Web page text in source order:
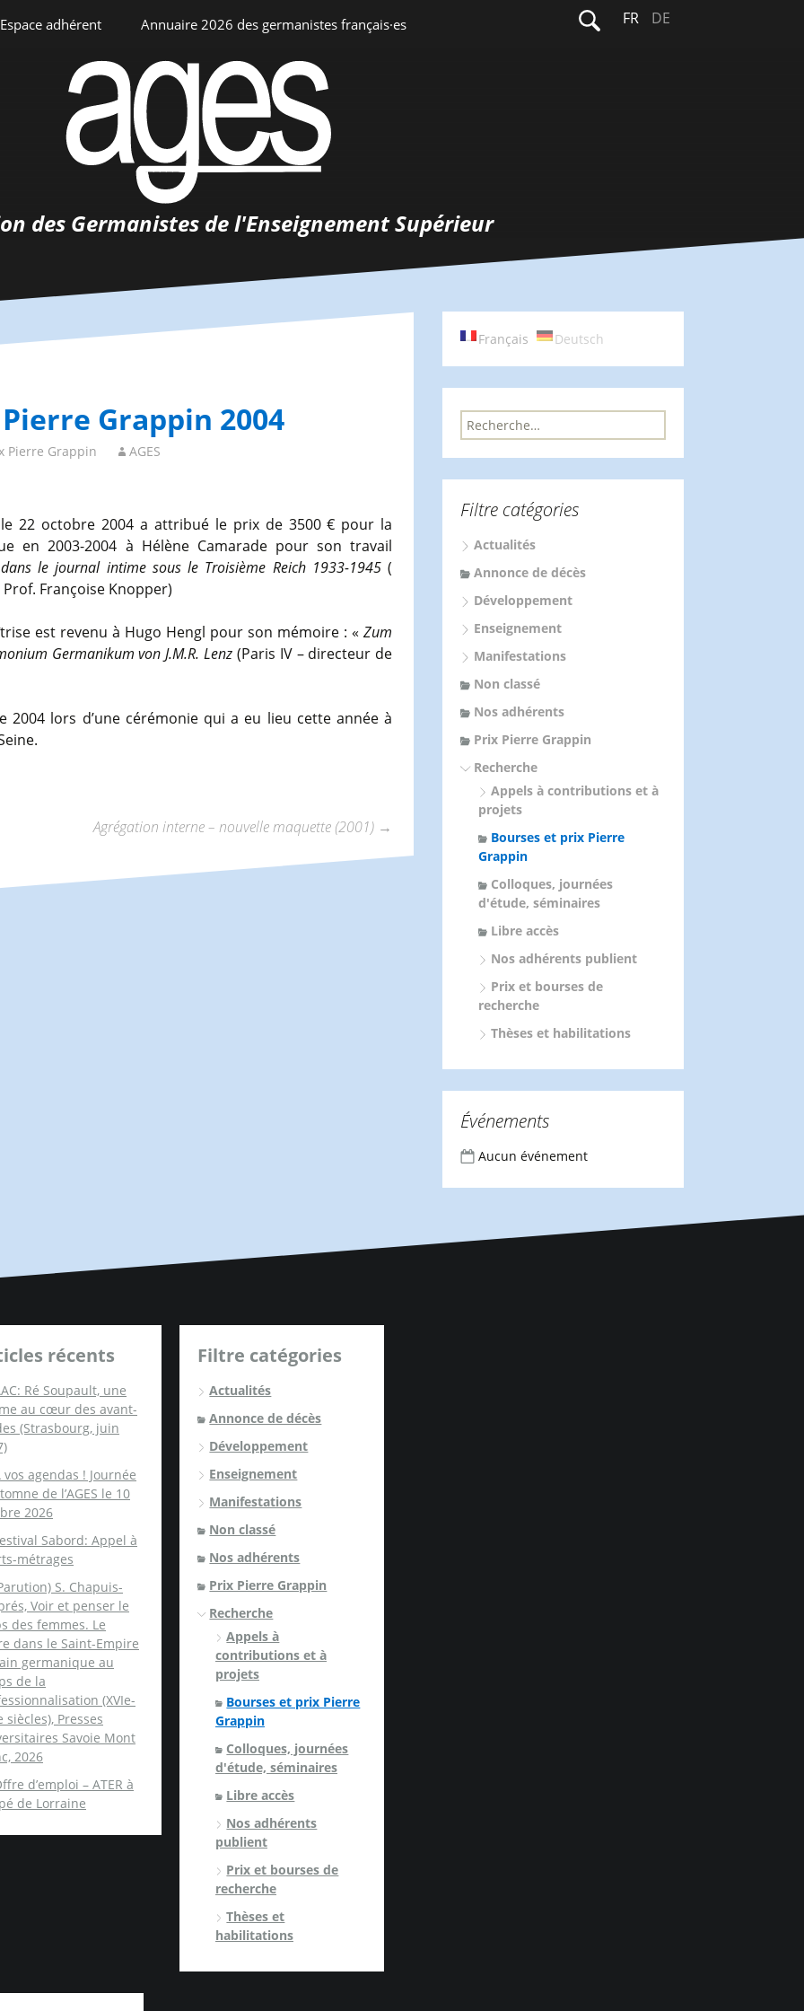
Espace adhérent
Espace personnel
Annuaire 2026 des germanistes français·es
Annuaire interne
Rechercher :
FR DE
des Germanistes de l'Enseignement Supérieur
Grappin 2004
Pierre Grappin AGES
22 octobre 2004 a attribué le prix de 3500 € pour la
en 2003-2004 à Hélène Camarade pour son travail
le journal intime sous le Troisième Reich 1933-1945 (
Françoise Knopper)
est revenu à Hugo Hengl pour son mémoire : «Zum
Germanikum von J.M.R. Lenz (Paris IV – directeur de
lors d’une cérémonie qui a eu lieu cette année à
Agrégation interne – nouvelle maquette (2001) →
Français Deutsch
R
e
r
h
e
:
Filtre catégories
Actualités
Annonce de décès
Développement
Enseignement
Manifestations
Non classé
Nos adhérents
Prix Pierre Grappin
Recherche
Appels à contributions et à
projets
Bourses et prix Pierre
Grappin
Colloques, journées
d'étude, séminaires
Libre accès
Nos adhérents publient
Prix et bourses de
recherche
Thèses et habilitations
Événements
Aucun événement
récents
Ré Soupault, une
au cœur des avant-
(Strasbourg, juin
vos agendas ! Journée
de l’AGES le 10
2026
Sabord: Appel à
métrages
S. Chapuis-
Voir et penser le
des femmes. Le
dans le Saint-Empire
germanique au
de la
(XVIe-
siècles), Presses
Savoie Mont
2026
d’emploi – ATER à
de Lorraine
Filtre catégories
Actualités
Annonce de décès
Développement
Enseignement
Manifestations
Non classé
Nos adhérents
Prix Pierre Grappin
Recherche
Appels à
contributions et à
projets
Bourses et prix Pierre
Grappin
Colloques, journées
d'étude, séminaires
Libre accès
Nos adhérents
publient
Prix et bourses de
recherche
Thèses et
habilitations